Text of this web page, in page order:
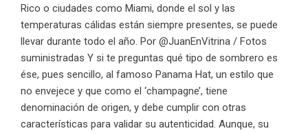
Rico o ciudades como Miami, donde el sol y las
temperaturas cálidas están siempre presentes, se puede
llevar durante todo el año. Por @JuanEnVitrina / Fotos
suministradas Y si te preguntas qué tipo de sombrero es
ése, pues sencillo, al famoso Panama Hat, un estilo que
no envejece y que como el ‘champagne’, tiene
denominación de origen, y debe cumplir con otras
características para validar su autenticidad. Aunque, su